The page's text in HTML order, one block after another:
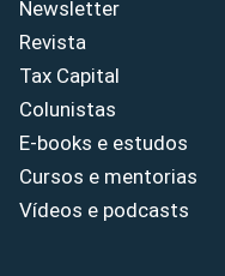
Newsletter
Revista
Tax Capital
Colunistas
E-books e estudos
Cursos e mentorias
Vídeos e podcasts